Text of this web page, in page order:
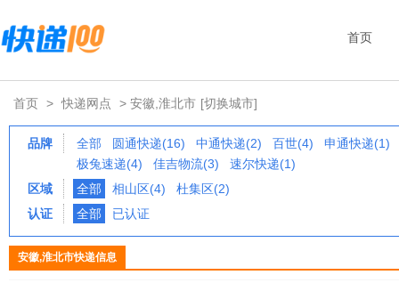
首页
首页 > 快递网点 > 安徽,淮北市 [切换城市]
品牌 全部 圆通快递(16) 中通快递(2) 百世(4)
申通快递(1)
极兔速递(4)
佳吉物流(3)
速尔快递(1)
区域
全部 相山区(4)
杜集区(2)
认证
全部 已认证
安徽,淮北市快递信息